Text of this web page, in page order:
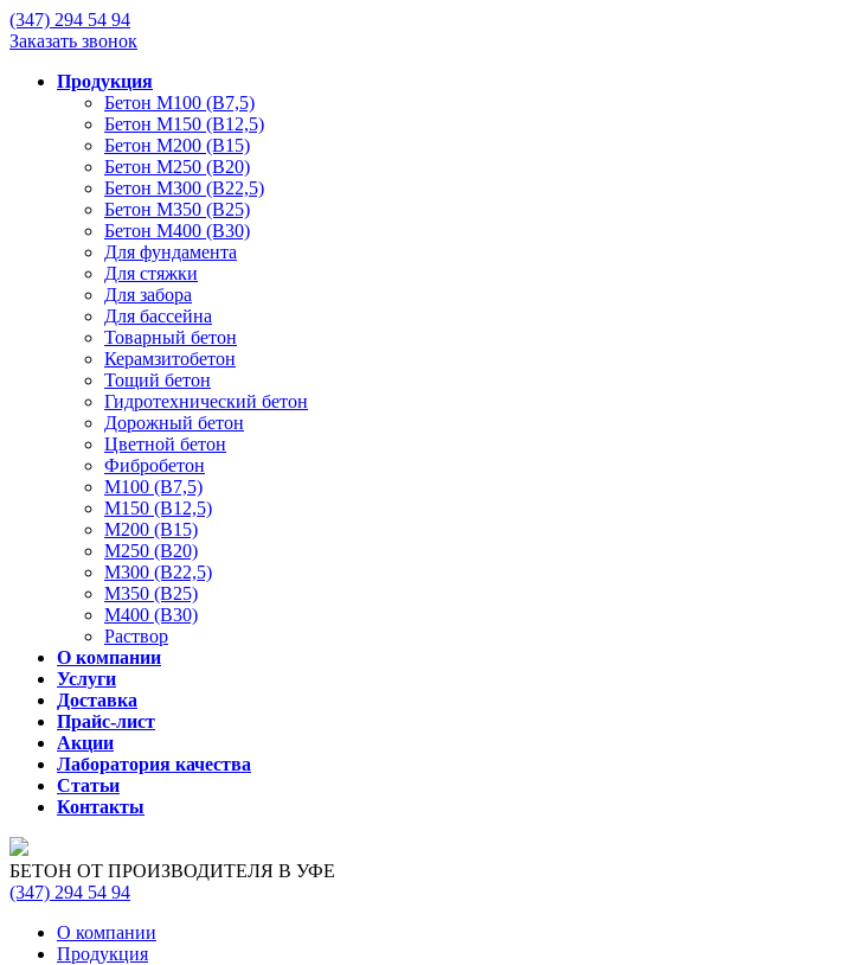
(347) 294 54 94
Заказать звонок
Продукция
Бетон М100 (В7,5)
Бетон М150 (В12,5)
Бетон М200 (В15)
Бетон М250 (В20)
Бетон М300 (В22,5)
Бетон М350 (В25)
Бетон М400 (В30)
Для фундамента
Для стяжки
Для забора
Для бассейна
Товарный бетон
Керамзитобетон
Тощий бетон
Гидротехнический бетон
Дорожный бетон
Цветной бетон
Фибробетон
М100 (В7,5)
М150 (В12,5)
М200 (В15)
М250 (В20)
М300 (В22,5)
М350 (В25)
М400 (В30)
Раствор
О компании
Услуги
Доставка
Прайс-лист
Акции
Лаборатория качества
Статьи
Контакты
БЕТОН ОТ ПРОИЗВОДИТЕЛЯ В УФЕ
(347) 294 54 94
О компании
Продукция